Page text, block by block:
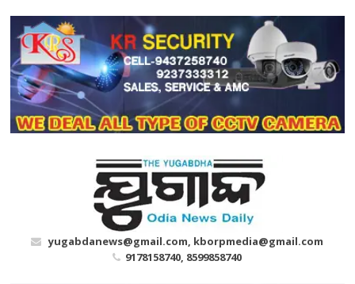
content
yugabdanews@gmail.com, kborpmedia@gmail.com
9178158740, 8599858740